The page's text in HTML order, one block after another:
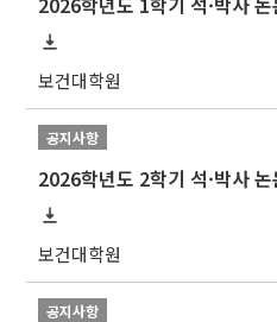
보건대학원
공지사항
보건대학원
공지사항